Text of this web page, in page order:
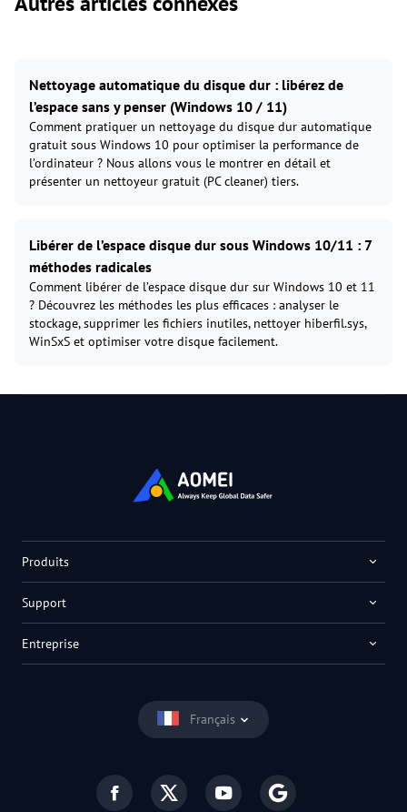
Nettoyage automatique du disque dur : libérez de
l’espace sans y penser (Windows 10 / 11)
Comment pratiquer un nettoyage du disque dur automatique
gratuit sous Windows 10 pour optimiser la performance de
l’ordinateur ? Nous allons vous le montrer en détail et
présenter un nettoyeur gratuit (PC cleaner) tiers.
Libérer de l’espace disque dur sous Windows 10/11 : 7
méthodes radicales
Comment libérer de l’espace disque dur sur Windows 10 et 11
? Découvrez les méthodes les plus efficaces : analyser le
stockage, supprimer les fichiers inutiles, nettoyer hiberfil.sys,
WinSxS et optimiser votre disque facilement.
Français
Produits
Support
Entreprise